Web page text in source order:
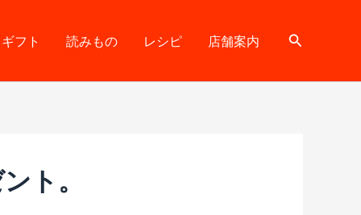
ギフト 読みもの レシピ 店舗案内
検
ト。